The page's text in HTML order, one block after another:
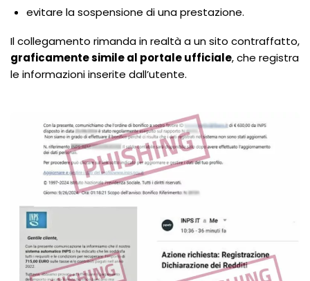
evitare la sospensione di una prestazione.
Il collegamento rimanda in realtà a un sito contraffatto,
graficamente simile al portale ufficiale, che registra
le informazioni inserite dall’utente.